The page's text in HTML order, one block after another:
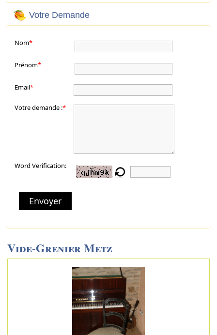
Votre Demande
Nom*
Prénom*
Email*
Votre demande :*
Word Verification:
Envoyer
Vide-Grenier Metz